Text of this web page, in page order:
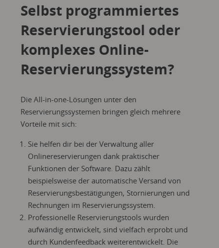
Selbst programmiertes
Reservierungstool oder
komplexes Online-
Reservierungssystem?
Die All-in-one-Lösungen unter den
Reservierungssystemen bringen gleich mehrere
Vorteile mit sich:
Sie helfen dir bei der Verwaltung aller
Onlinereservierungen dank praktischer
Funktionen der Software. Dazu zählt
beispielsweise der automatische Versand von
Reservierungsbestätigungen, Stornierungen und
Rechnungen im Reservierungssystem.
Professionelle Reservierungstools wurden
aufwändig entwickelt, sind vielfach erprobt und
durch Kundenfeedback weiterentwickelt. Die